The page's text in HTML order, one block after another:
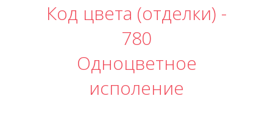
Код цвета (отделки) -
780
Одноцветное
исполение